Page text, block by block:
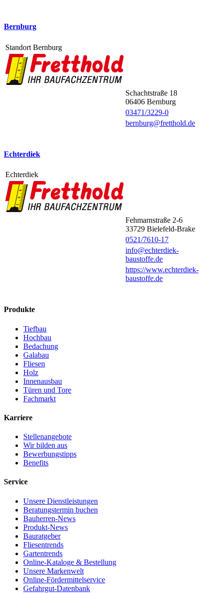
Bernburg
Standort Bernburg
Schachtstraße 18
06406 Bernburg
03471/3229-0
bernburg@fretthold.de
Echterdiek
Echterdiek
Fehmarnstraße 2-6
33729 Bielefeld-Brake
0521/7610-17
info@echterdiek-
baustoffe.de
https://www.echterdiek-
baustoffe.de
Produkte
Tiefbau
Hochbau
Bedachung
Galabau
Fliesen
Holz
Innenausbau
Türen und Tore
Fachmarkt
Karriere
Stellenangebote
Wir bilden aus
Bewerbungstipps
Benefits
Service
Unsere Dienstleistungen
Beratungstermin buchen
Bauherren-News
Produkt-News
Bauratgeber
Fliesentrends
Gartentrends
Online-Kataloge & Bestellung
Unsere Markenwelt
Online-Fördermittelservice
Gefahrgut-Datenbank